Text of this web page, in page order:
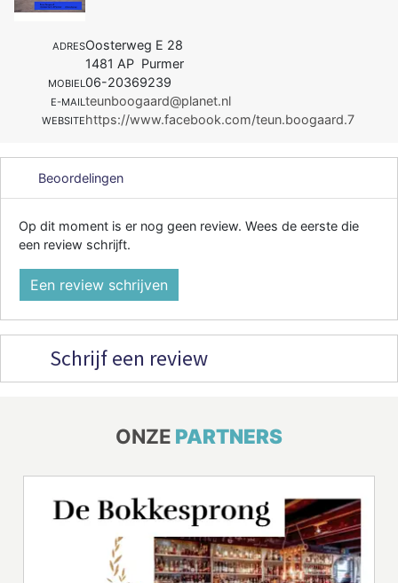
ADRESOosterweg E 28
1481 AP Purmer
MOBIEL06-20369239
E-MAILteunboogaard@planet.nl
WEBSITEhttps://www.facebook.com/teun.boogaard.7
Beoordelingen
Op dit moment is er nog geen review. Wees de eerste die
een review schrijft.
Een review schrijven
Schrijf een review
ONZE PARTNERS